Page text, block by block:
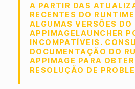
A PARTIR DAS
RECENTES DO
ALGUMAS VERSÕES DO
APPIMAGELAUNCHER
INCOMPATÍVEIS.
DOCUMENTAÇÃO DO
APPIMAGE PARA
RESOLUÇÃO DE